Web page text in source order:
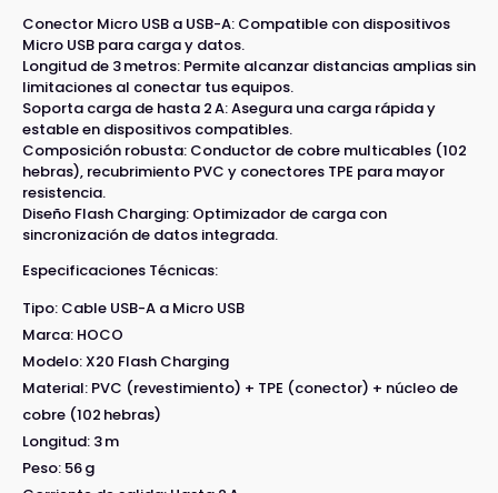
Conector Micro USB a USB-A: Compatible con dispositivos
Micro USB para carga y datos.
Longitud de 3 metros: Permite alcanzar distancias amplias sin
limitaciones al conectar tus equipos.
Soporta carga de hasta 2 A: Asegura una carga rápida y
estable en dispositivos compatibles.
Composición robusta: Conductor de cobre multicables (102
hebras), recubrimiento PVC y conectores TPE para mayor
resistencia.
Diseño Flash Charging: Optimizador de carga con
sincronización de datos integrada.
Especificaciones Técnicas:
Tipo: Cable USB-A a Micro USB
Marca: HOCO
Modelo: X20 Flash Charging
Material: PVC (revestimiento) + TPE (conector) + núcleo de
cobre (102 hebras)
Longitud: 3 m
Peso: 56 g